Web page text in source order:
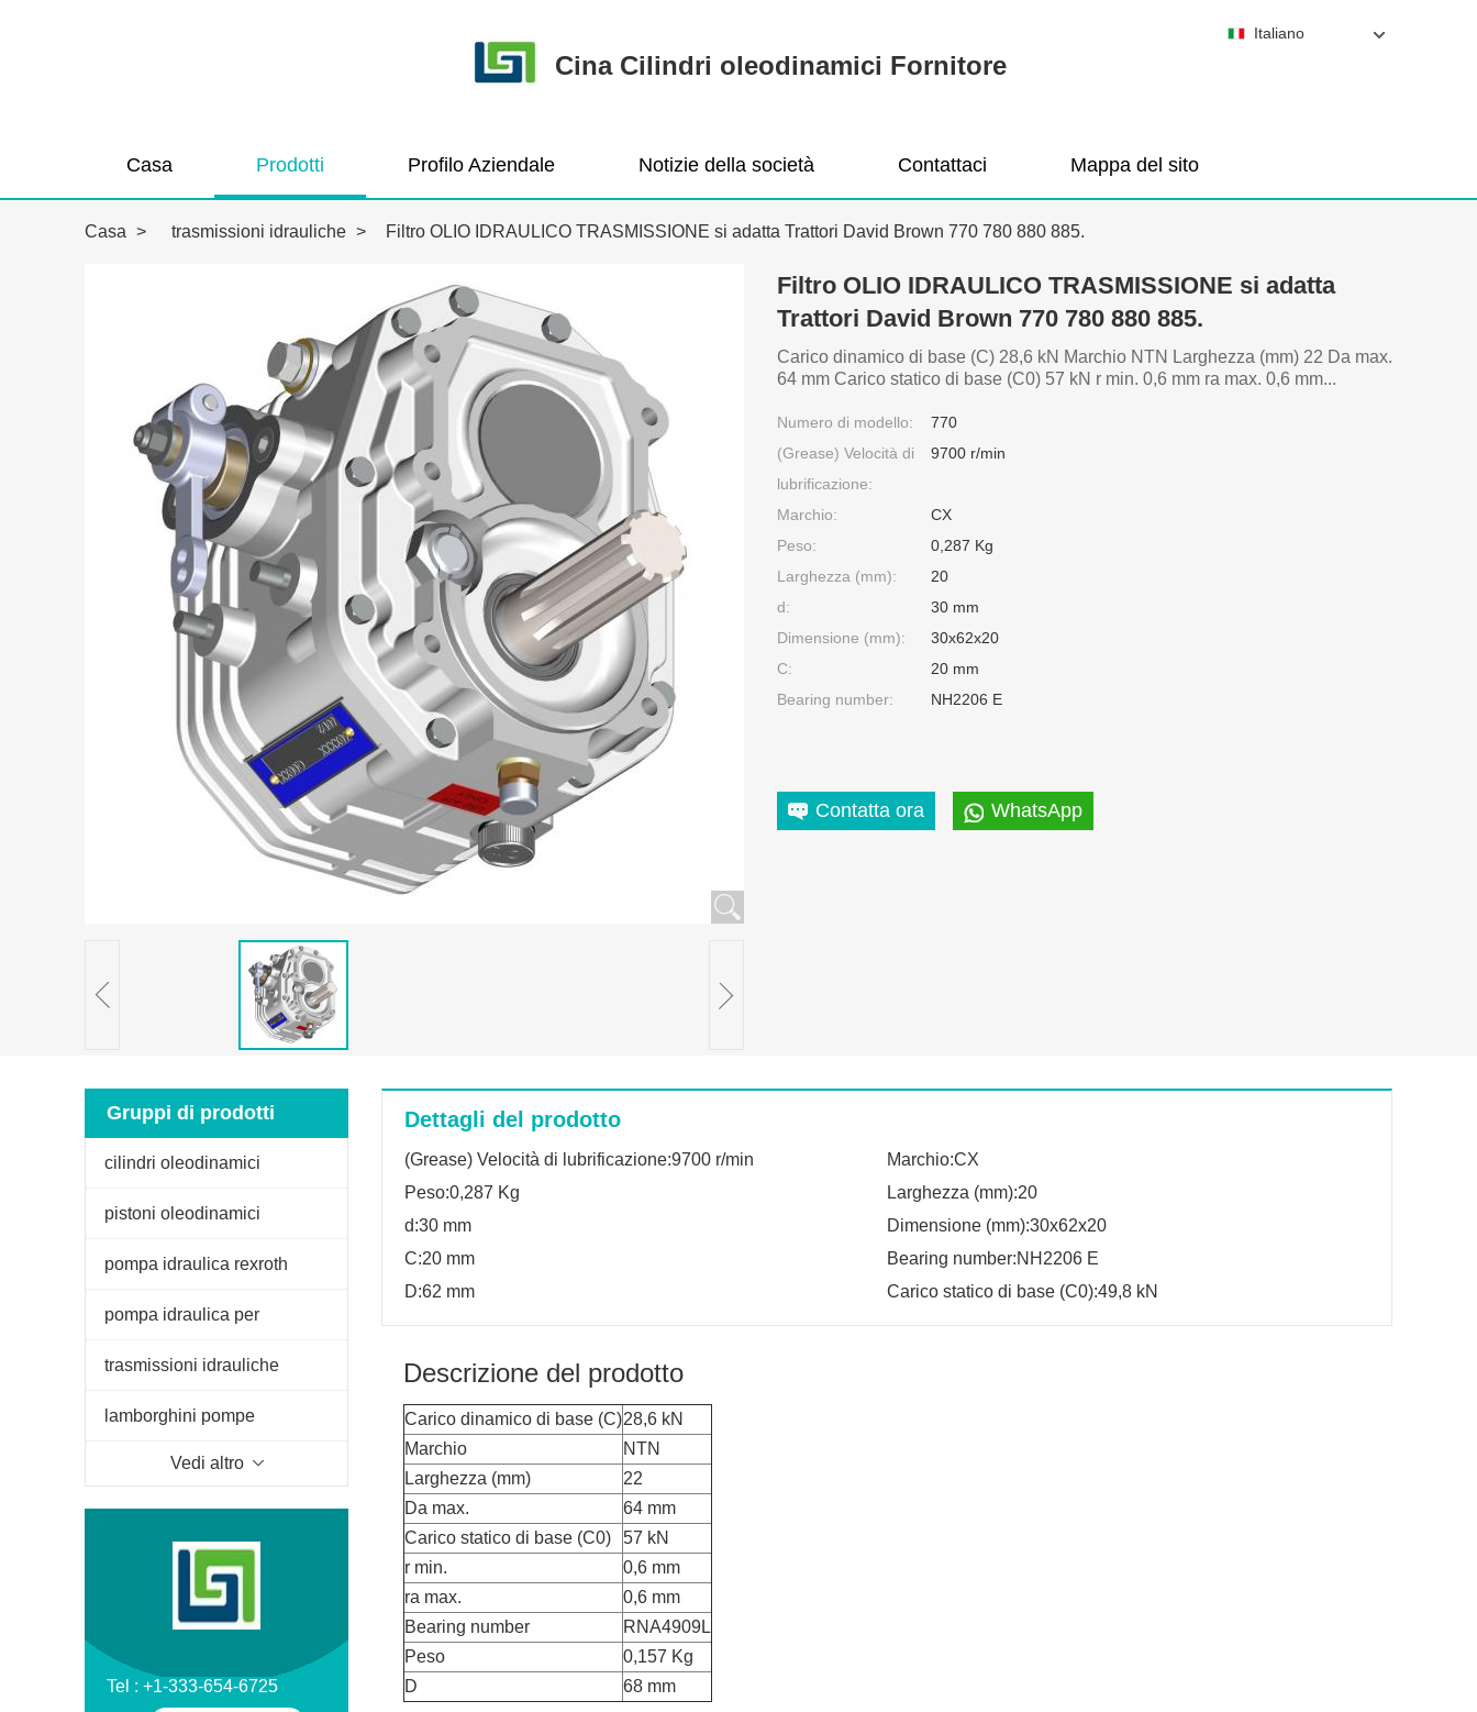
Cina Cilindri oleodinamici Fornitore
Casa Prodotti Profilo Aziendale Notizie della società Contattaci Mappa del sito
Italiano
Casa > trasmissioni idrauliche > Filtro OLIO IDRAULICO TRASMISSIONE si adatta Trattori David Brown 770 780 880 885.
Filtro OLIO IDRAULICO TRASMISSIONE si adatta
Trattori David Brown 770 780 880 885.
Carico dinamico di base (C) 28,6 kN Marchio NTN Larghezza (mm) 22 Da max.
64 mm Carico statico di base (C0) 57 kN r min. 0,6 mm ra max. 0,6 mm...
Numero di modello:
770
(Grease) Velocità di
lubrificazione:
9700 r/min
Marchio:
CX
Peso:
0,287 Kg
Larghezza (mm):
20
d:
30 mm
Dimensione (mm):
30x62x20
C:
20 mm
Bearing number:
NH2206 E
Contatta ora WhatsApp
Gruppi di prodotti
cilindri oleodinamici
pistoni oleodinamici
pompa idraulica rexroth
pompa idraulica per
sollevatore trattore
trasmissioni idrauliche
lamborghini pompe
oleodinamiche
Vedi altro
Tel : +1-333-654-6725
Dettagli del prodotto
(Grease) Velocità di lubrificazione:9700 r/min
Marchio:CX
Peso:0,287 Kg
Larghezza (mm):20
d:30 mm
Dimensione (mm):30x62x20
C:20 mm
Bearing number:NH2206 E
D:62 mm
Carico statico di base (C0):49,8 kN
Descrizione del prodotto
Carico dinamico di base (C)28,6 kN
Marchio
NTN
Larghezza (mm)
22
Da max.
64 mm
Carico statico di base (C0)
57 kN
r min.
0,6 mm
ra max.
0,6 mm
Bearing number
RNA4909L
Peso
0,157 Kg
D
68 mm